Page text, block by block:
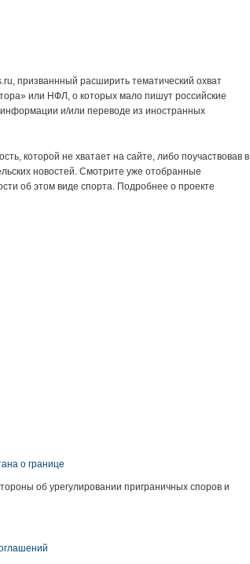
призваннный расширить тематический охват
или НФЛ, о которых мало пишут российские
и/или переводе из иностранных
которой не хватает на сайте, либо поучаствовав в
новостей. Смотрите уже отобранные
об этом виде спорта. Подробнее о проекте
о границе
об урегулировании приграничных споров и